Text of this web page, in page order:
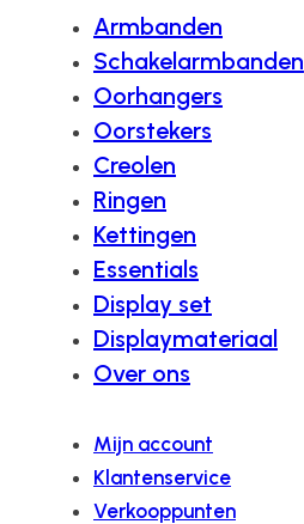
Armbanden
Schakelarmbanden
Oorhangers
Oorstekers
Creolen
Ringen
Kettingen
Essentials
Display set
Displaymateriaal
Over ons
Mijn account
Klantenservice
Verkooppunten